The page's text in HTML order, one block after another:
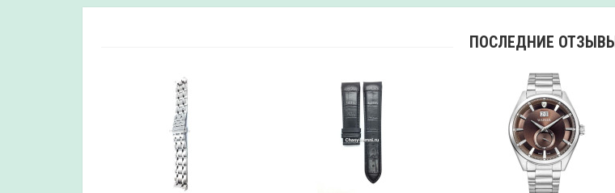
ПОСЛЕДНИЕ ОТЗЫВЫ